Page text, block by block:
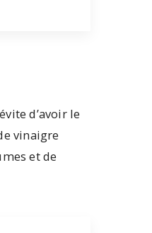
d’avoir le
vinaigre
et de